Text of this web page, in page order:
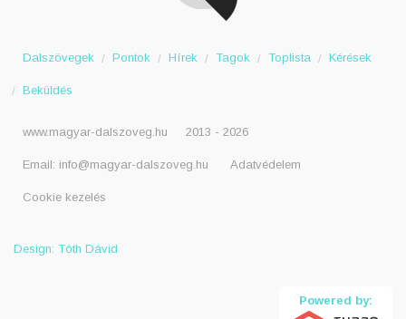
Dalszövegek Pontok Hírek Tagok Toplista Kérések
Beküldés
www.magyar-dalszoveg.hu 2013 - 2026
Email: info@magyar-dalszoveg.hu Adatvédelem
Cookie kezelés
Design: Tóth Dávid
Powered by: